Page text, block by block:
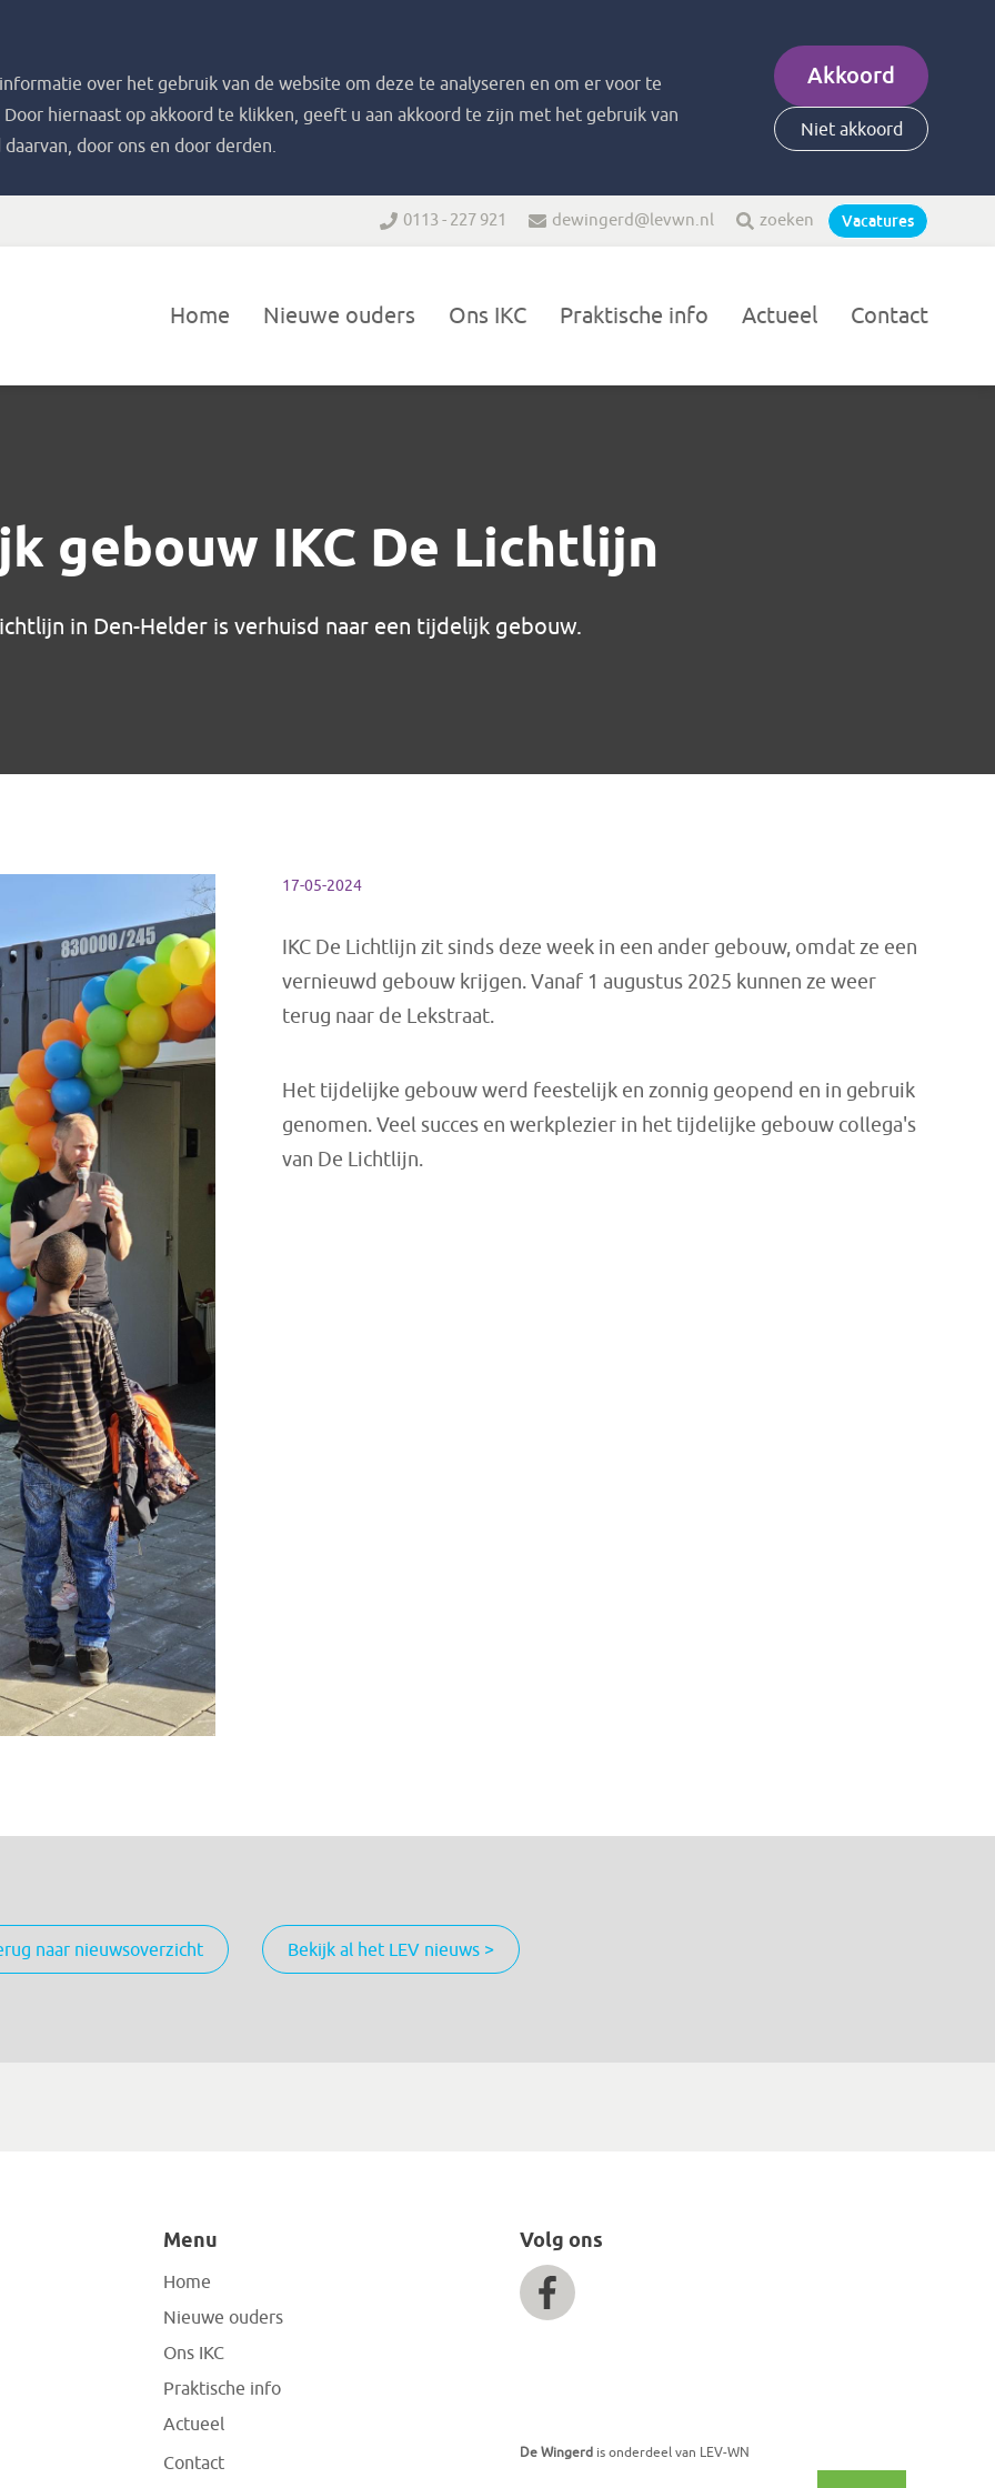
over het gebruik van de website om deze te analyseren en om er voor te
hiernaast op akkoord te klikken, geeft u aan akkoord te zijn met het gebruik van
door ons en door derden.
Akkoord
Niet akkoord
0113 - 227 921 dewingerd@levwn.nl zoeken Vacatures
Home Nieuwe ouders Ons IKC Praktische info Actueel Contact
gebouw IKC De Lichtlijn
in Den-Helder is verhuisd naar een tijdelijk gebouw.
17-05-2024
IKC De Lichtlijn zit sinds deze week in een ander gebouw, omdat ze een
vernieuwd gebouw krijgen. Vanaf 1 augustus 2025 kunnen ze weer
terug naar de Lekstraat.
Het tijdelijke gebouw werd feestelijk en zonnig geopend en in gebruik
genomen. Veel succes en werkplezier in het tijdelijke gebouw collega's
van De Lichtlijn.
naar nieuwsoverzicht Bekijk al het LEV nieuws >
Menu
Home
Nieuwe ouders
Ons IKC
Praktische info
Actueel
Contact
Volg ons
De Wingerd is onderdeel van LEV-WN